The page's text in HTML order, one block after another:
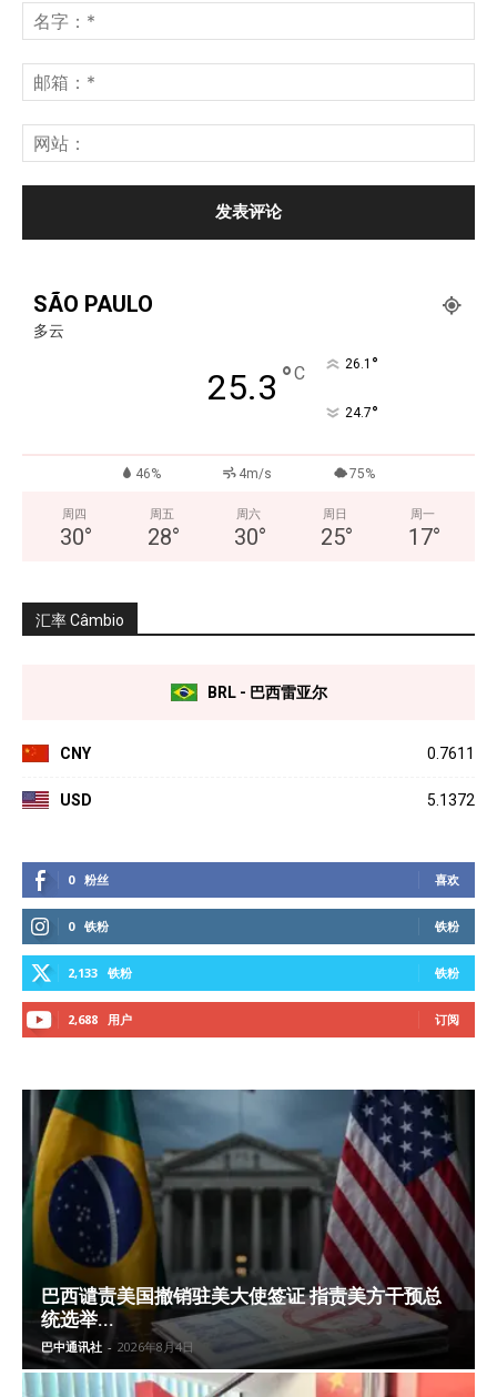
SÃO PAULO
多云
25.3 °C 26.1 °
24.7°
46% 4m/s 75%
周四
30°
周五
28°
周六
30°
周日
25°
周一
17°
汇率 Câmbio
BRL - 巴西雷亚尔
CNY 0.7611
USD 5.1372
0 粉丝 喜欢
0 铁粉 铁粉
2,133 铁粉 铁粉
2,688 用户 订阅
巴西谴责美国撤销驻美大使签证 指责美方干预总
统选举...
巴中通讯社 - 2026年8月4日